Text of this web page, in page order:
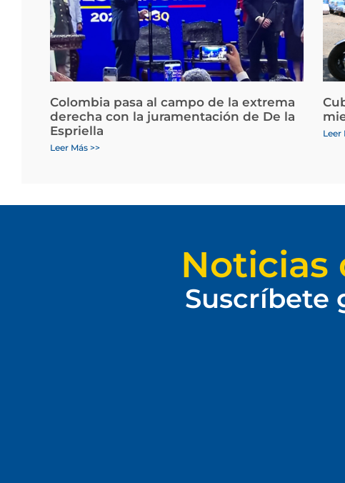
Colombia pasa al campo de la extrema
derecha con la juramentación de De la
Espriella
Leer Más >>
Leer
Noticias
Suscríbete